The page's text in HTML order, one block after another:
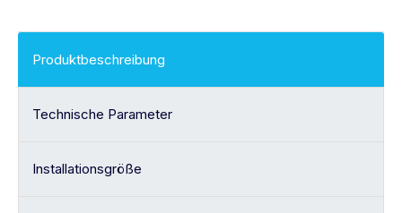
Produktbeschreibung
Technische Parameter
Installationsgröße